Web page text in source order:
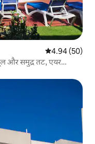
औसत रेटिंग 5 में
4.94 (50)
और समुद्र तट, एयर